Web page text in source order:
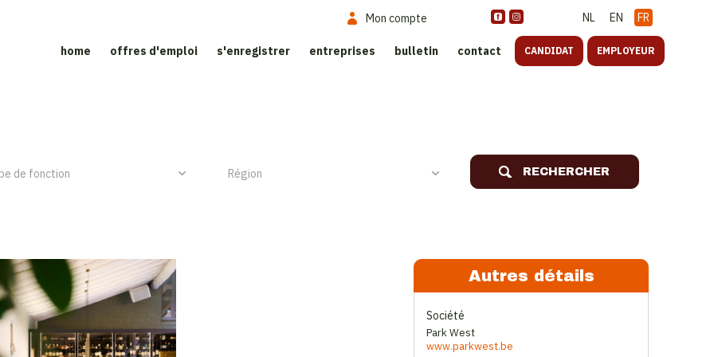
NL EN FR
Mon compte
home offres d'emploi s'enregistrer entreprises bulletin contact CANDIDAT EMPLOYEUR
RECHERCHER
Autres détails
Société
Park West
www.parkwest.be